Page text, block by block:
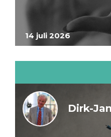
14 juli 2026
Dirk-